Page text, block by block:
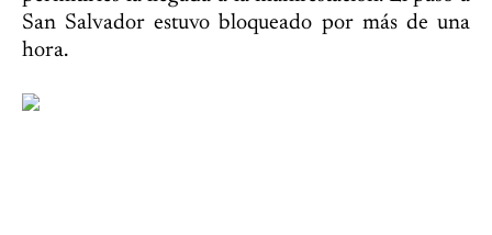
San Salvador estuvo bloqueado por más de una
hora.